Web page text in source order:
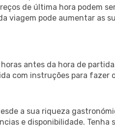
de última hora podem
viagem pode aumentar as
antes da hora de
com instruções para fazer
a sua riqueza
e disponibilidade. Tenha